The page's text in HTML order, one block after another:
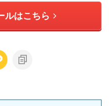
ルはこちら